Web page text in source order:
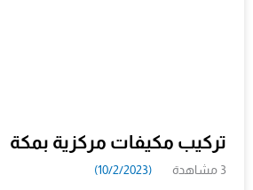
تركيب مكيفات مركزية بمكة
3 مشاهدة (10/2/2023)